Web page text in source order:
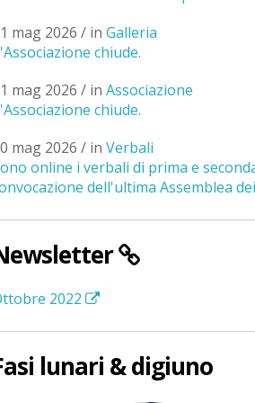
mag 2026 / in Galleria
chiude.
mag 2026 / in Associazione
chiude.
mag 2026 / in Verbali
online i verbali di prima e
dell'ultima Assemblea
2022
lunari & digiuno